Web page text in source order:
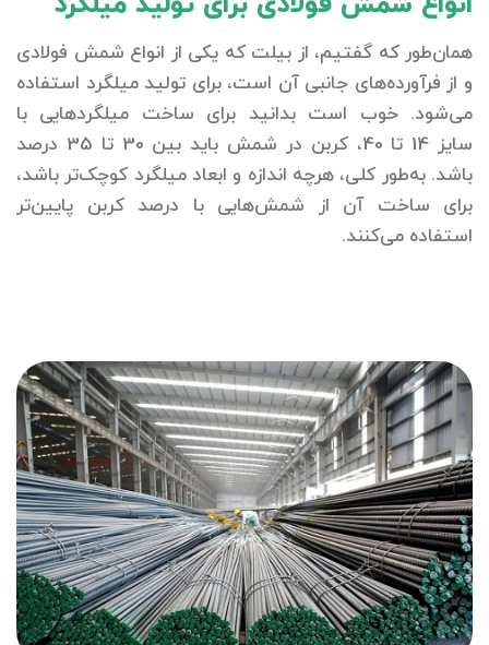
همان‌طور که گفتیم، از بیلت که یکی از انواع شمش فولادی
و از فرآورده‌های جانبی آن است، برای تولید میلگرد استفاده
می‌شود. خوب است بدانید برای ساخت میلگردهایی با
سایز 14 تا 40، کربن در شمش باید بین 30 تا 35 درصد
باشد. به‌طور کلی، هرچه اندازه و ابعاد میلگرد کوچک‌تر باشد،
برای ساخت آن از شمش‌هایی با درصد کربن پایین‌تر
استفاده می‌کنند.